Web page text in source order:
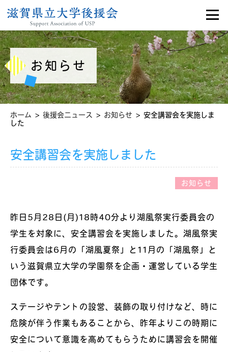
お知らせ
ホーム > 後援会ニュース > お知らせ > 安全講習会を実施しま
した
安全講習会を実施しました
お知らせ
昨日5月28日(月)18時40分より湖風祭実行委員会の
学生を対象に、安全講習会を実施しました。湖風祭実
行委員会は6月の「湖風夏祭」と11月の「湖風祭」と
いう滋賀県立大学の学園祭を企画・運営している学生
団体です。
ステージやテントの設営、装飾の取り付けなど、時に
危険が伴う作業もあることから、昨年よりこの時期に
安全について意識を高めてもらうために講習会を開催